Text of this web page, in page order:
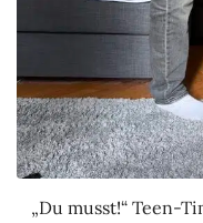
„Du musst!“ Teen-